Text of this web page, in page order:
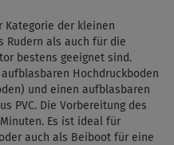
Kategorie der kleinen
Rudern als auch für die
bestens geeignet sind.
Hochdruckboden
und einen aufblasbaren
PVC. Die Vorbereitung des
Es ist ideal für
auch als Beiboot für eine